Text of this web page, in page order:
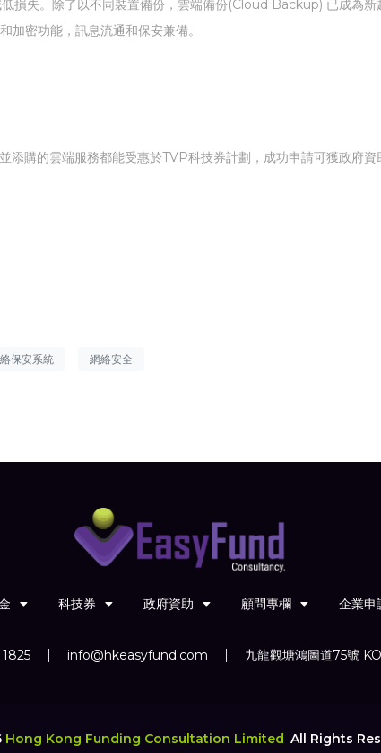
損失。除了以不同裝置備份，雲端備份(Cloud Backup) 已成為
加密功能，訊息流通和保安兼備。
並添購的雲端服務都能受惠於TVP科技券計劃，成功申請可獲政府
保安系統 網絡安全
科技券 政府資助 顧問專欄 企業申
info@hkeasyfund.com 九龍觀塘鴻圖道75號
Hong Kong Funding Consultation Limited All Rights